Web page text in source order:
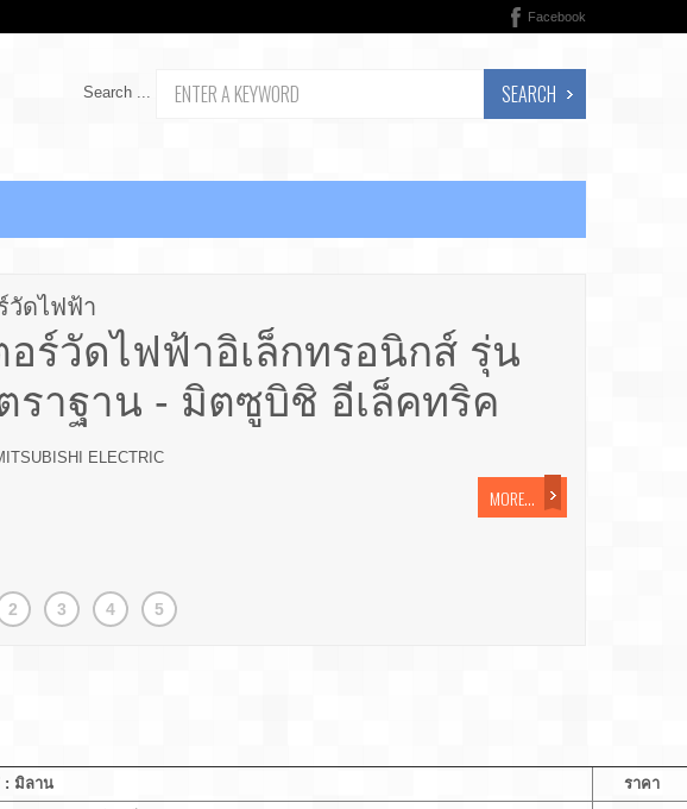
Facebook
Search ... SEARCH
วัดไฟฟ้า
อร์วัดไฟฟ้าอิเล็กทรอนิกส์ รุ่น
ราฐาน - มิตซูบิชิ อีเล็คทริค
ELECTRIC
MORE...
2 3 4 5
: มิลาน
ราคา